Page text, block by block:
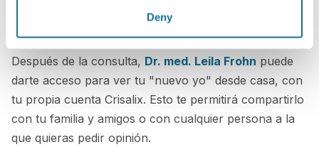
Deny
¿Quieres saber cómo quedas mejor?
Después de la consulta, Dr. med. Leila Frohn puede
darte acceso para ver tu "nuevo yo" desde casa, con
tu propia cuenta Crisalix. Esto te permitirá compartirlo
con tu familia y amigos o con cualquier persona a la
que quieras pedir opinión.